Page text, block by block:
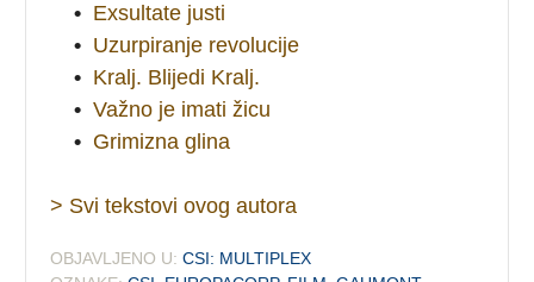
• Exsultate justi
• Uzurpiranje revolucije
• Kralj. Blijedi Kralj.
• Važno je imati žicu
• Grimizna glina
> Svi tekstovi ovog autora
OBJAVLJENO U: CSI: MULTIPLEX